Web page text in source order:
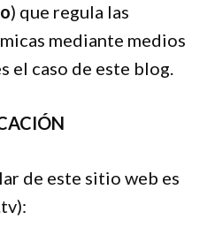
) que regula las
mediante medios
el caso de este blog.
de este sitio web es